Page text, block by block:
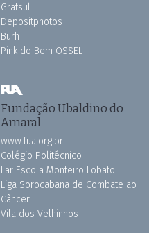
Grafsul
Depositphotos
Burh
Pink do Bem OSSEL
Fundação Ubaldino do
Amaral
www.fua.org.br
Colégio Politécnico
Lar Escola Monteiro Lobato
Liga Sorocabana de Combate ao
Câncer
Vila dos Velhinhos